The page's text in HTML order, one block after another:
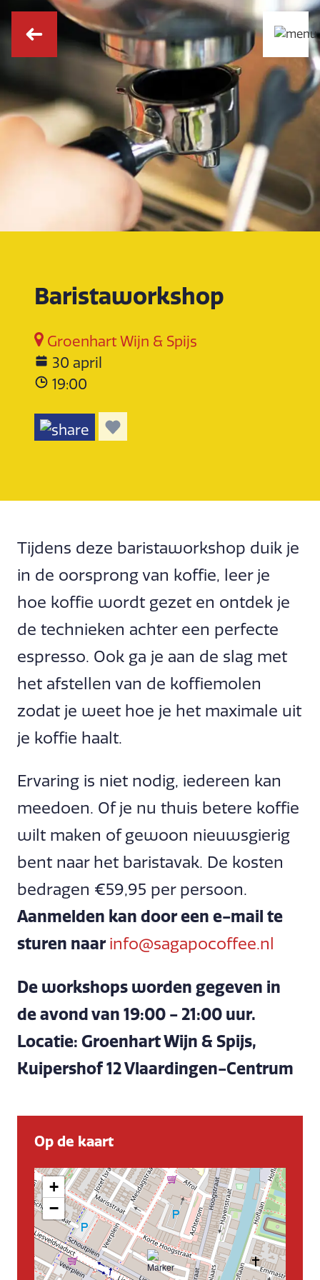
Baristaworkshop
Groenhart Wijn & Spijs
30 april
19:00
Tijdens deze baristaworkshop duik je
in de oorsprong van koffie, leer je
hoe koffie wordt gezet en ontdek je
de technieken achter een perfecte
espresso. Ook ga je aan de slag met
het afstellen van de koffiemolen
zodat je weet hoe je het maximale uit
je koffie haalt.
Ervaring is niet nodig, iedereen kan
meedoen. Of je nu thuis betere koffie
wilt maken of gewoon nieuwsgierig
bent naar het baristavak. De kosten
bedragen €59,95 per persoon.
Aanmelden kan door een e-mail te
sturen naarinfo@sagapocoffee.nl
De workshops worden gegeven in
de avond van 19:00 - 21:00 uur.
Locatie: Groenhart Wijn & Spijs,
Kuipershof 12 Vlaardingen-Centrum
Op de kaart
+
−